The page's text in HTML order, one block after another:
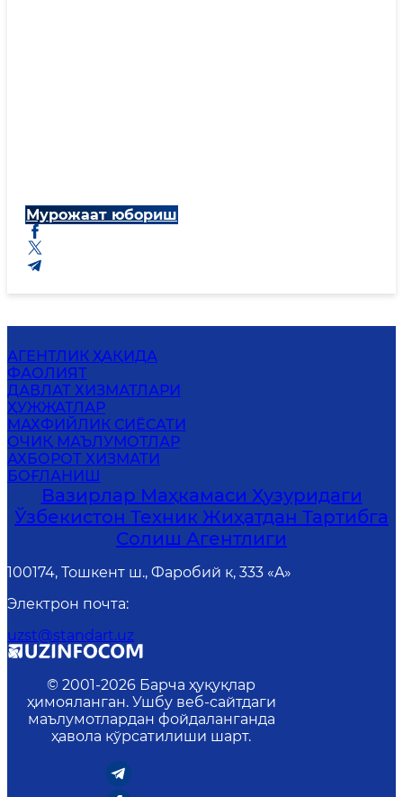
Мурожаат юбориш
АГЕНТЛИК ҲАҚИДА
ФАОЛИЯТ
ДАВЛАТ ХИЗМАТЛАРИ
ҲУЖЖАТЛАР
MАХФИЙЛИК СИЁСАТИ
ОЧИҚ МАЪЛУМОТЛАР
АХБОРОТ ХИЗМАТИ
БОҒЛАНИШ
Вазирлар Маҳкамаси Ҳузуридаги
Ўзбекистон Техник Жиҳатдан Тартибга
Солиш Агентлиги
100174, Тошкент ш., Фаробий к, 333 «A»
Электрон почта:
uzst@standart.uz
© 2001-2026 Барча ҳуқуқлар
ҳимояланган. Ушбу веб-сайтдаги
маълумотлардан фойдаланганда
ҳавола кўрсатилиши шарт.